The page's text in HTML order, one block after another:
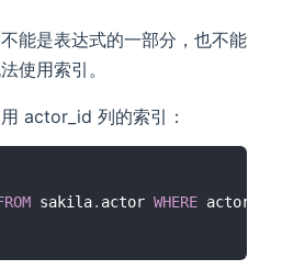
能是表达式的一部分，也不能
使用索引。
actor_id 列的索引：
sakila. actor WHERE